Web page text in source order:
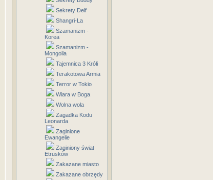
Sekrety Delf
Shangri-La
Szamanizm -
Korea
Szamanizm -
Mongolia
Tajemnica 3 Króli
Terakotowa Armia
Terror w Tokio
Wiara w Boga
Wolna wola
Zagadka Kodu
Leonarda
Zaginione
Ewangelie
Zaginiony świat
Etrusków
Zakazane miasto
Zakazane obrzędy